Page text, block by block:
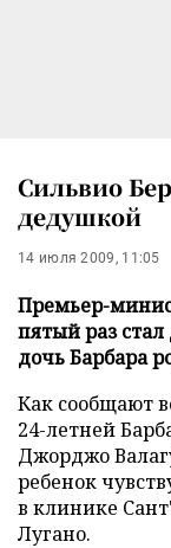
Сильвио
дедушкой
14 июля 2009, 11:05
Премьер-
пятый раз
дочь Барбара
Как сообщают
24-летней
Джорджо
ребенок
в клинике
Лугано.